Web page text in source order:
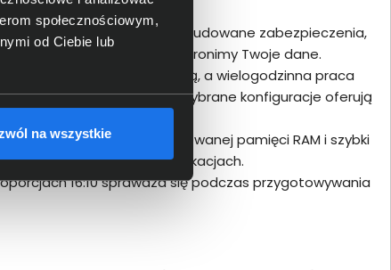
społecznościowym,
od Ciebie lub
na wszystkie
wytrzymałości. Wbudowane zabezpieczenia,
sprawiają, że spokojnie chronimy Twoje dane.
T14s jest zawsze pod ręką, a wielogodzinna praca
i w terenie; dodatkowo wybrane konfiguracje oferują
wsparcie dla rozbudowanej pamięci RAM i szybki
pracę na wymagających aplikacjach.
16:10 sprawdza się podczas przygotowywania